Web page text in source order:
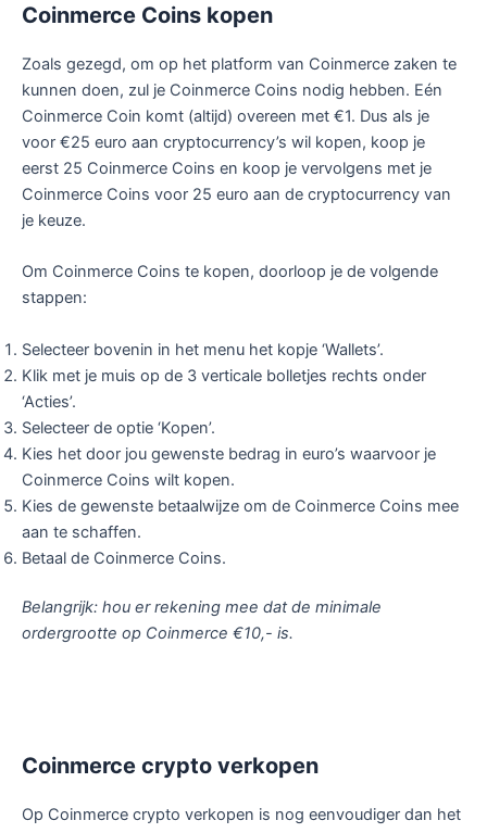
Coinmerce Coins kopen
Zoals gezegd, om op het platform van Coinmerce zaken te
kunnen doen, zul je Coinmerce Coins nodig hebben. Eén
Coinmerce Coin komt (altijd) overeen met €1. Dus als je
voor €25 euro aan cryptocurrency’s wil kopen, koop je
eerst 25 Coinmerce Coins en koop je vervolgens met je
Coinmerce Coins voor 25 euro aan de cryptocurrency van
je keuze.
Om Coinmerce Coins te kopen, doorloop je de volgende
stappen:
Selecteer bovenin in het menu het kopje ‘Wallets’.
Klik met je muis op de 3 verticale bolletjes rechts onder
‘Acties’.
Selecteer de optie ‘Kopen’.
Kies het door jou gewenste bedrag in euro’s waarvoor je
Coinmerce Coins wilt kopen.
Kies de gewenste betaalwijze om de Coinmerce Coins mee
aan te schaffen.
Betaal de Coinmerce Coins.
Belangrijk: hou er rekening mee dat de minimale
ordergrootte op Coinmerce €10,- is.
Coinmerce crypto verkopen
Op Coinmerce crypto verkopen is nog eenvoudiger dan het